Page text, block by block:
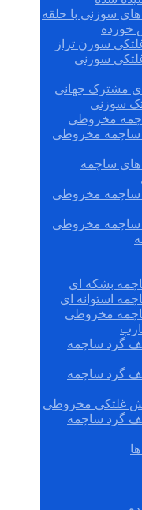
های سوزنی با حلقه
خورده
سوزن تراز
سوزنی
مشترک جهانی
سوزنی
مخروطی
ساچمه مخروطی
های ساچمه
ساچمه مخروطی
ساچمه مخروطی
بشکه ای
استوانه ای
مخروطی
گرد ساچمه
گرد ساچمه
غلتکی مخروطی
گرد ساچمه